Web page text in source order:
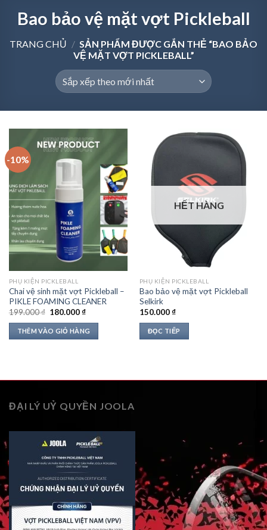
Bao bảo vệ mặt vợt Pickleball
TRANG CHỦ / SẢN PHẨM ĐƯỢC GẮN THẺ “BAO BẢO
VỆ MẶT VỢT PICKLEBALL”
-10%
PHỤ KIỆN PICKLEBALL
Chai vệ sinh mặt vợt Pickleball –
PIKLE FOAMING CLEANER
199.000₫ Giá
là:
199.000 ₫.
180.000₫Giá
tại
là:
180.000 ₫.
THÊM VÀO GIỎ HÀNG
HẾT HÀNG
PHỤ KIỆN PICKLEBALL
Bao bảo vệ mặt vợt Pickleball
Selkirk
150.000₫
ĐỌC TIẾP
ĐẠI LÝ UỶ QUYỀN JOOLA